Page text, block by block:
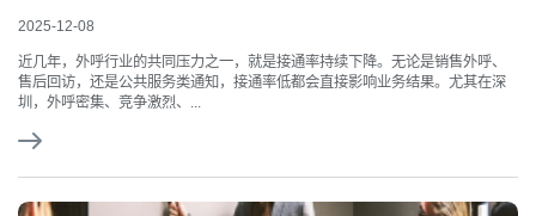
2025-12-08
近几年，外呼行业的共同压力之一，就是接通率持续下降。无论是销售外呼、
售后回访，还是公共服务类通知，接通率低都会直接影响业务结果。尤其在深
圳，外呼密集、竞争激烈、...